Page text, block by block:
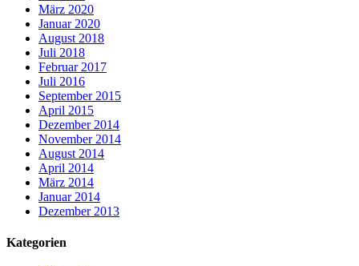
März 2020
Januar 2020
August 2018
Juli 2018
Februar 2017
Juli 2016
September 2015
April 2015
Dezember 2014
November 2014
August 2014
April 2014
März 2014
Januar 2014
Dezember 2013
Kategorien